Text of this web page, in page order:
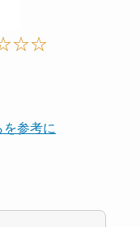
を参考に